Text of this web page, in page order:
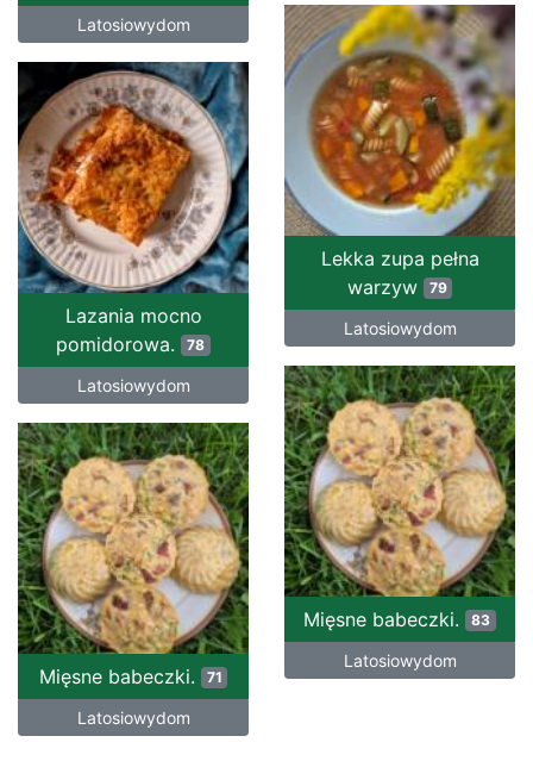
Latosiowydom
Lekka zupa pełna
warzyw
79
Latosiowydom
Lazania mocno
pomidorowa. 78
Latosiowydom
Mięsne babeczki. 83
Latosiowydom
Mięsne babeczki. 71
Latosiowydom